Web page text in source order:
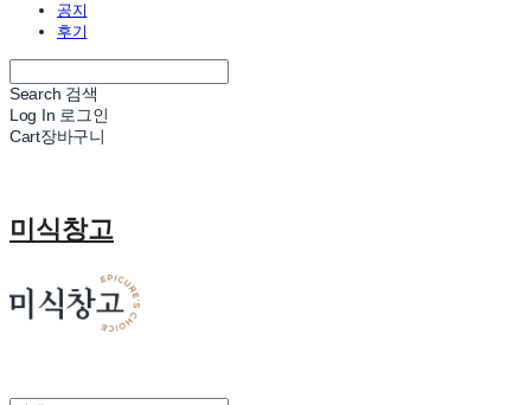
공지
후기
Search 검색
Log In 로그인
Cart장바구니
미식창고